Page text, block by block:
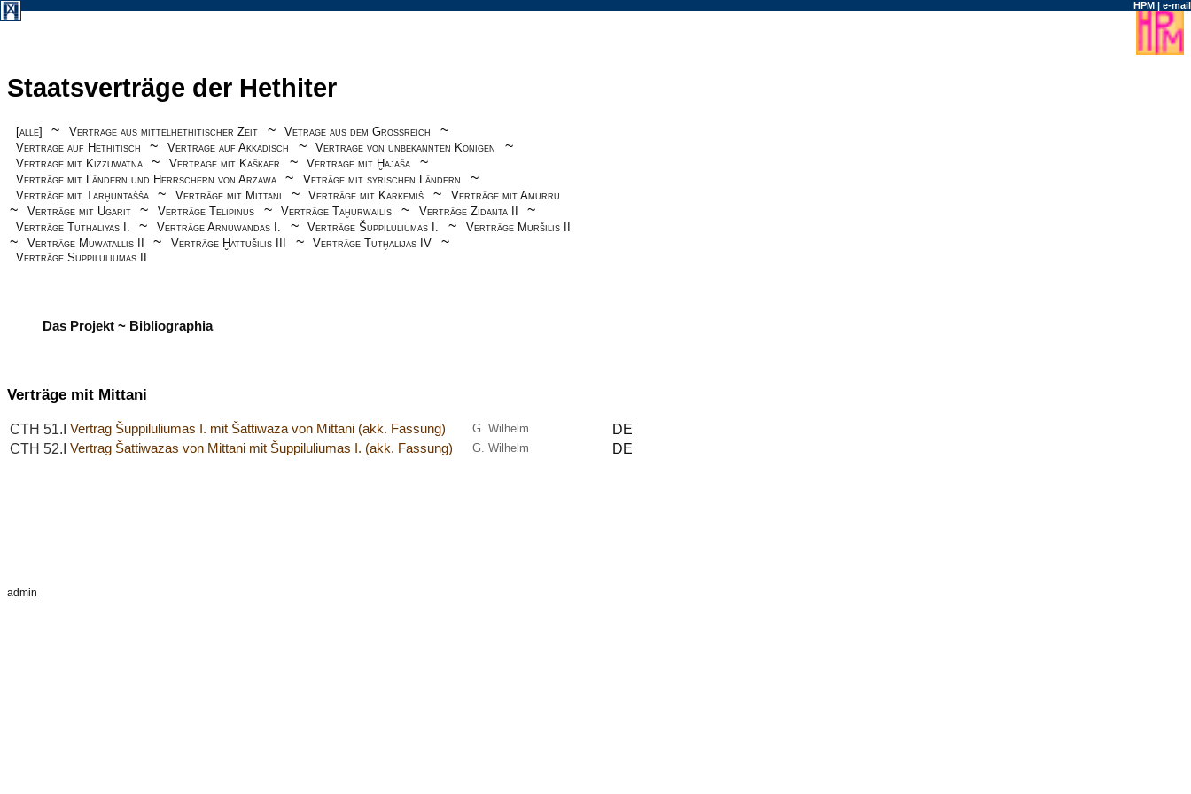
HPM | e-mail
Staatsverträge der Hethiter
[alle] ~ Verträge aus mittelhethitischer Zeit ~ Veträge aus dem Großreich ~
Verträge auf Hethitisch ~ Verträge auf Akkadisch ~ Verträge von unbekannten Königen ~
Verträge mit Kizzuwatna ~ Verträge mit Kaškäer ~ Verträge mit Ḫajaša ~
Verträge mit Ländern und Herrschern von Arzawa ~ Veträge mit syrischen Ländern ~
Verträge mit Tarḫuntašša ~ Verträge mit Mittani ~ Verträge mit Karkemiš ~ Verträge mit Amurru
~ Verträge mit Ugarit ~ Verträge Telipinus ~ Verträge Taḫurwailis ~ Verträge Zidanta II ~
Verträge Tuthaliyas I. ~ Verträge Arnuwandas I. ~ Verträge Šuppiluliumas I. ~ Verträge Muršilis II
~ Verträge Muwatallis II ~ Verträge Ḫattušilis III ~ Verträge Tutḫalijas IV ~
Verträge Suppiluliumas II
Das Projekt ~ Bibliographia
Verträge mit Mittani
CTH 51.I Vertrag Šuppiluliumas I. mit Šattiwaza von Mittani (akk. Fassung) G. Wilhelm
DE
CTH 52.I Vertrag Šattiwazas von Mittani mit Šuppiluliumas I. (akk. Fassung) G. Wilhelm DE
admin